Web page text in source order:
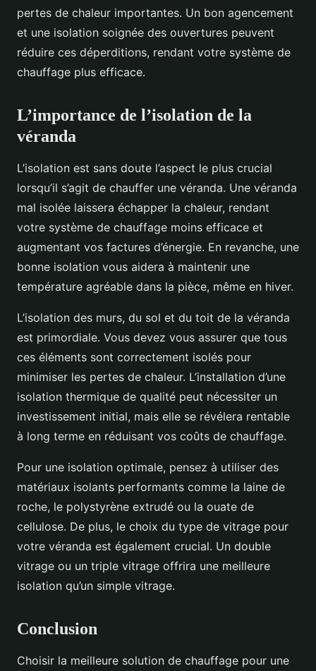
pertes de chaleur importantes. Un bon agencement
et une isolation soignée des ouvertures peuvent
réduire ces déperditions, rendant votre système de
chauffage plus efficace.
L’importance de l’isolation de la
véranda
L’isolation est sans doute l’aspect le plus crucial
lorsqu’il s’agit de chauffer une véranda. Une véranda
mal isolée laissera échapper la chaleur, rendant
votre système de chauffage moins efficace et
augmentant vos factures d’énergie. En revanche, une
bonne isolation vous aidera à maintenir une
température agréable dans la pièce, même en hiver.
L’isolation des murs, du sol et du toit de la véranda
est primordiale. Vous devez vous assurer que tous
ces éléments sont correctement isolés pour
minimiser les pertes de chaleur. L’installation d’une
isolation thermique de qualité peut nécessiter un
investissement initial, mais elle se révélera rentable
à long terme en réduisant vos coûts de chauffage.
Pour une isolation optimale, pensez à utiliser des
matériaux isolants performants comme la laine de
roche, le polystyrène extrudé ou la ouate de
cellulose. De plus, le choix du type de vitrage pour
votre véranda est également crucial. Un double
vitrage ou un triple vitrage offrira une meilleure
isolation qu’un simple vitrage.
Conclusion
Choisir la meilleure solution de chauffage pour une